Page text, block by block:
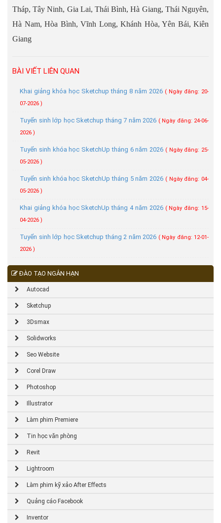
Tháp, Tây Ninh, Gia Lai, Thái Bình, Hà Giang, Thái Nguyên,
Hà Nam, Hòa Bình, Vĩnh Long, Khánh Hòa, Yên Bái, Kiên
Giang
BÀI VIẾT LIÊN QUAN
Khai giảng khóa học Sketchup tháng 8 năm 2026 ( Ngày đăng: 20-
07-2026 )
Tuyển sinh lớp học Sketchup tháng 7 năm 2026 ( Ngày đăng: 24-06-
2026 )
Tuyển sinh khóa học SketchUp tháng 6 năm 2026 ( Ngày đăng: 25-
05-2026 )
Tuyển sinh khóa học SketchUp tháng 5 năm 2026 ( Ngày đăng: 04-
05-2026 )
Khai giảng khóa học SketchUp tháng 4 năm 2026 ( Ngày đăng: 15-
04-2026 )
Tuyển sinh lớp học Sketchup tháng 2 năm 2026 ( Ngày đăng: 12-01-
2026 )
ĐÀO TẠO NGẮN HẠN
Autocad
Sketchup
3Dsmax
Solidworks
Seo Website
Corel Draw
Photoshop
Illustrator
Làm phim Premiere
Tin học văn phòng
Revit
Lightroom
Làm phim kỹ xảo After Effects
Quảng cáo Facebook
Inventor